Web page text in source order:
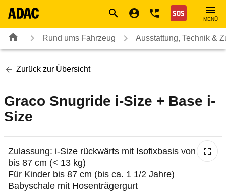
Nothilfe
MENÜ
Rund ums Fahrzeug Ausstattung, Technik &
Zurück zur Übersicht
Graco Snugride i-Size + Base i-
Size
Zulassung: i-Size rückwärts mit Isofixbasis von 0 cm
bis 87 cm (< 13 kg)
Für Kinder bis 87 cm (bis ca. 1 1/2 Jahre)
Babyschale mit Hosenträgergurt